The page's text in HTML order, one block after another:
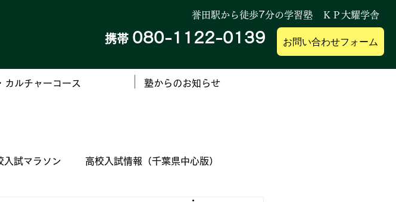
誉田駅から徒歩7分の学習塾 ＫＰ大耀学舎
携帯 080-1122-0139 お問い合わせフォーム
カルチャーコース 塾からのお知らせ
入試マラソン 高校入試情報（千葉県中心版）